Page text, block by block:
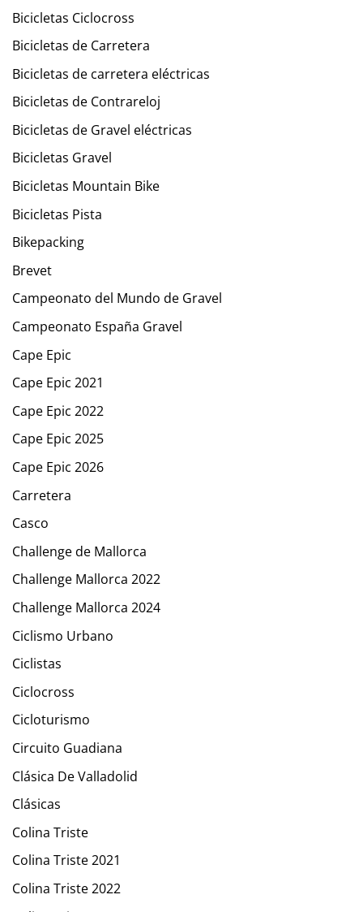
Bicicletas Ciclocross
Bicicletas de Carretera
Bicicletas de carretera eléctricas
Bicicletas de Contrareloj
Bicicletas de Gravel eléctricas
Bicicletas Gravel
Bicicletas Mountain Bike
Bicicletas Pista
Bikepacking
Brevet
Campeonato del Mundo de Gravel
Campeonato España Gravel
Cape Epic
Cape Epic 2021
Cape Epic 2022
Cape Epic 2025
Cape Epic 2026
Carretera
Casco
Challenge de Mallorca
Challenge Mallorca 2022
Challenge Mallorca 2024
Ciclismo Urbano
Ciclistas
Ciclocross
Cicloturismo
Circuito Guadiana
Clásica De Valladolid
Clásicas
Colina Triste
Colina Triste 2021
Colina Triste 2022